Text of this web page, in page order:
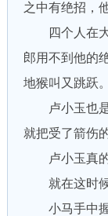
之中有绝招，
四个人在大
郎用不到他的
地猴叫又跳跃。
卢小玉也是
就把受了箭伤
卢小玉真的
就在这时候
小马手中握